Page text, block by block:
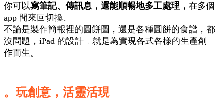
你可以寫筆記、傳訊息，還能順暢地多工處理， 在多個
app 間來回切換。
不論是製作簡報裡的圓餅圖，還是各種圓餅的食譜，都
沒問題，iPad 的設計，就是為實現各式各樣的生產創
作而生。
。玩創意，活靈活現